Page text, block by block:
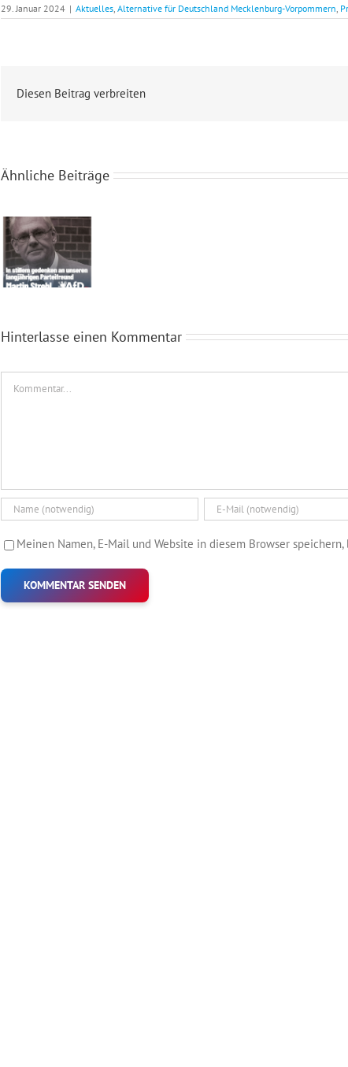
29. Januar 2024 | Aktuelles Alternative für Deutschland Mecklenburg-Vorpommern
Diesen Beitrag verbreiten
Ähnliche Beiträge
Hinterlasse einen Kommentar
Meinen Namen, E-Mail und Website in diesem Browser